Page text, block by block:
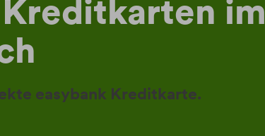
im
easybank Kreditkarte.